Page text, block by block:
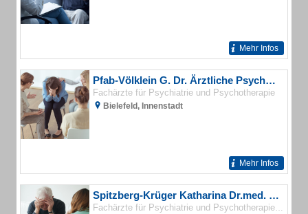
Mehr Infos
Pfab-Völklein G. Dr. Ärztliche Psychotherapie
Fachärzte für Psychiatrie und Psychotherapie
Bielefeld, Innenstadt
Mehr Infos
Spitzberg-Krüger Katharina Dr.med. Fachärztin für Psychiatrie und Psychotherapie
Fachärzte für Psychiatrie und Psychotherapie